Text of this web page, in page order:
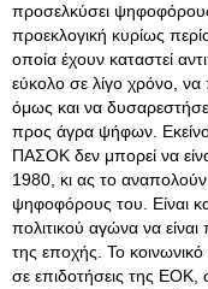
προσελκύσει
προεκλογική κυρίως
οποία έχουν καταστεί
εύκολο σε λίγο χρόνο,
όμως και να
προς άγρα ψήφων. Εκείνο
ΠΑΣΟΚ δεν μπορεί να
1980, κι ας το
ψηφοφόρους του. Είναι
πολιτικού αγώνα να
της εποχής. Το κοινωνικό
σε επιδοτήσεις της ΕΟΚ,